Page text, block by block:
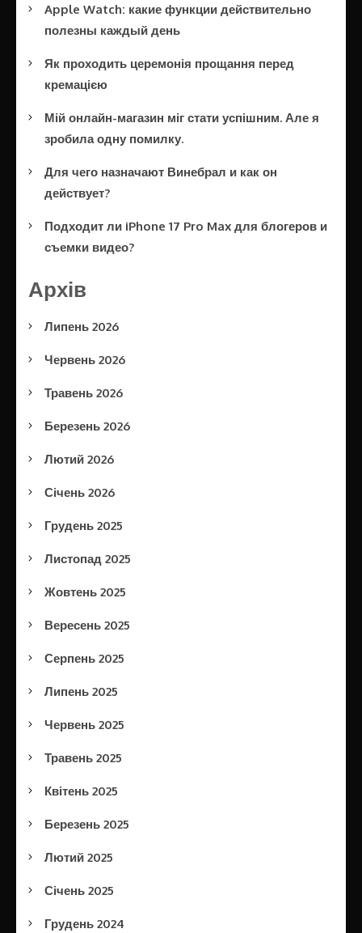
Apple Watch: какие функции действительно
полезны каждый день
Як проходить церемонія прощання перед
кремацією
Мій онлайн-магазин міг стати успішним. Але я
зробила одну помилку.
Для чего назначают Винебрал и как он
действует?
Подходит ли iPhone 17 Pro Max для блогеров и
съемки видео?
Архів
Липень 2026
Червень 2026
Травень 2026
Березень 2026
Лютий 2026
Січень 2026
Грудень 2025
Листопад 2025
Жовтень 2025
Вересень 2025
Серпень 2025
Липень 2025
Червень 2025
Травень 2025
Квітень 2025
Березень 2025
Лютий 2025
Січень 2025
Грудень 2024